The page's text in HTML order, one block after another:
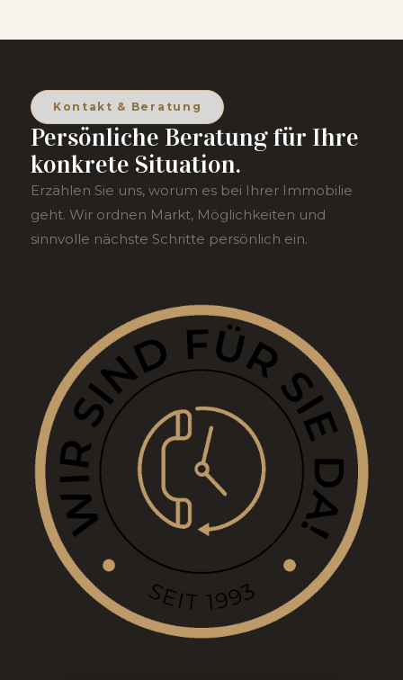
Kontakt & Beratung
Persönliche Beratung für Ihre
konkrete Situation.
Erzählen Sie uns, worum es bei Ihrer Immobilie
geht. Wir ordnen Markt, Möglichkeiten und
sinnvolle nächste Schritte persönlich ein.